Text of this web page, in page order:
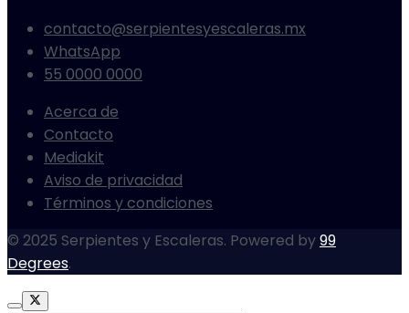
contacto@serpientesyescaleras.mx
WhatsApp
55 0000 0000
Acerca de
Contacto
Mediakit
Aviso de privacidad
Términos y condiciones
© 2025 Serpientes y Escaleras. Powered by99
Degrees.